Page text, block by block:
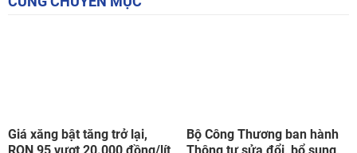
Giá xăng bật tăng trở lại,
Bộ Công Thương ban hành